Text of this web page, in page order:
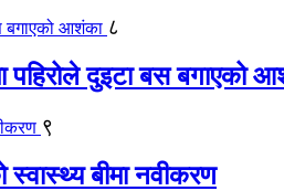
८
दुइटा बस बगाएको
९
स्वास्थ्य बीमा नवीकरण